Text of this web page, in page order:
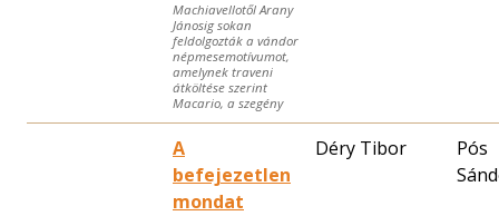
Machiavellotől Arany
Jánosig sokan
feldolgozták a vándor
népmesemotívumot,
amelynek traveni
átköltése szerint
Macario, a szegény
A
befejezetlen
mondat
Déry Tibor
Pós